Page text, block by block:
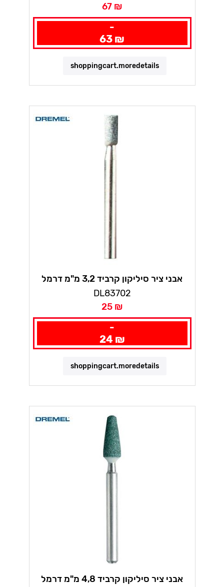
67 ₪
-
63 ₪
shoppingcart.moredetails
אבני ציר סיליקון קרביד 3,2 מ"מ דרמל
DL83702
25 ₪
-
24 ₪
shoppingcart.moredetails
אבני ציר סיליקון קרביד 4,8 מ"מ דרמל